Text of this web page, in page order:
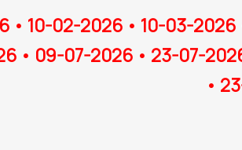
• 10-02-2026 • 10-03-
• 09-07-2026 • 23-07-
•